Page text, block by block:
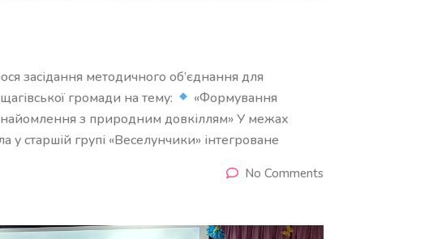
засідання методичного об’єднання для
громади на тему:
«Формування
з природним довкіллям» У межах
старшій групі «Веселунчики» інтегроване
No Comments